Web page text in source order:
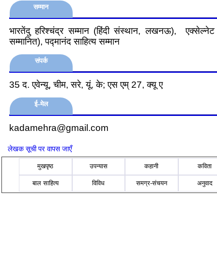
सम्मान
भारतेंदु हरिश्चंद्र सम्मान (हिंदी संस्थान, लखनऊ), एक्सेल्नेट
सम्मानित), पद्मानंद साहित्य सम्मान
संपर्क
35 द. एवेन्यू, चीम, सरे, यूं. के; एस एम् 27, क्यू ए
ई-मेल
kadamehra@gmail.com
लेखक सूची पर वापस जाएँ
मुखपृष्ठ उपन्यास कहानी कविता
बाल साहित्य विविध समग्र-संचयन अनुवाद